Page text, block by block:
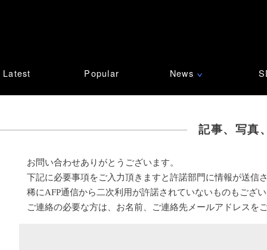
Latest Popular News ∨
記事、写真
お問い合わせありがとうございます。
下記に必要事項をご入力頂きますと許諾部門に情報が送信
稀にAFP通信から二次利用が許諾されていないものもござ
ご連絡の必要な方は、お名前、ご連絡先メールアドレスを